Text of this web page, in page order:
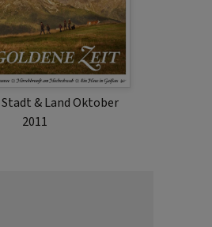
Stadt & Land Oktober
2011